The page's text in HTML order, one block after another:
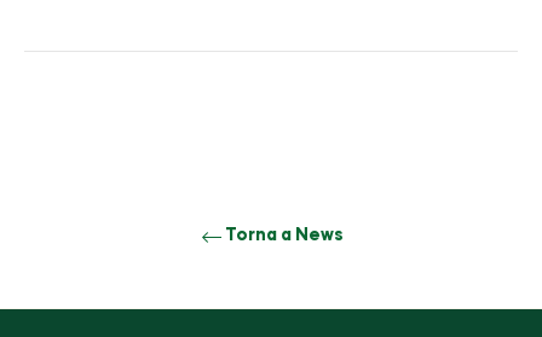
Torna a News